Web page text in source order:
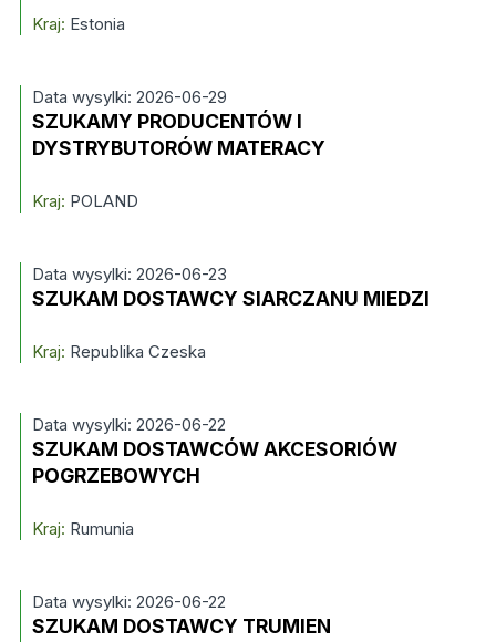
Kraj: Estonia
Data wysylki: 2026-06-29
SZUKAMY PRODUCENTÓW I
DYSTRYBUTORÓW MATERACY
Kraj: POLAND
Data wysylki: 2026-06-23
SZUKAM DOSTAWCY SIARCZANU MIEDZI
Kraj: Republika Czeska
Data wysylki: 2026-06-22
SZUKAM DOSTAWCÓW AKCESORIÓW
POGRZEBOWYCH
Kraj: Rumunia
Data wysylki: 2026-06-22
SZUKAM DOSTAWCY TRUMIEN